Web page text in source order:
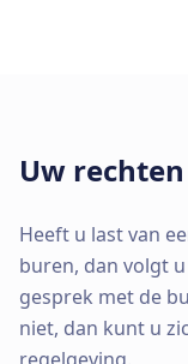
Uw
Heeft u last van
buren, dan volgt
gesprek met de
niet, dan kunt u